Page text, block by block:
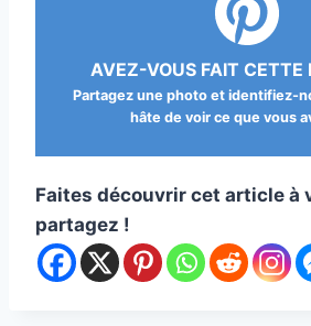
AVEZ-VOUS FAIT CETTE
Partagez une photo et identifiez-
hâte de voir ce que vous
Faites découvrir cet article à
partagez !